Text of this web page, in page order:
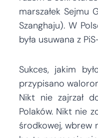
marszałek
Szanghaju). W
była usuwana z
Sukces, jakim
przypisano
Nikt nie zajrzał
Polaków. Nikt nie
środkowej, wbrew